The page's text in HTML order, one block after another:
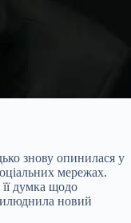
знову опинилася у
мережах.
думка щодо
новий